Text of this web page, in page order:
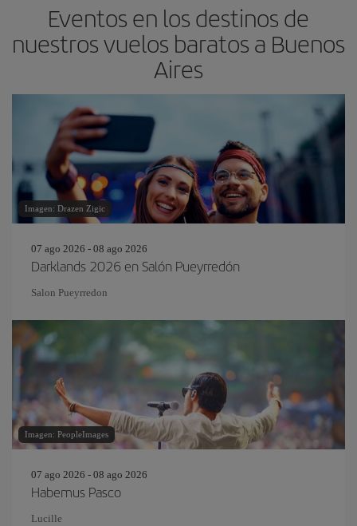
Eventos en los destinos de
nuestros vuelos baratos a Buenos
Aires
Imagen: Drazen Zigic
07 ago 2026 - 08 ago 2026
Darklands 2026 en Salón Pueyrredón
Salon Pueyrredon
Imagen: PeopleImages
07 ago 2026 - 08 ago 2026
Habemus Pasco
Lucille